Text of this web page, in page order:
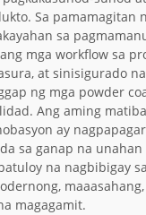
Sa pamamagitan
sa
mga workflow sa
at sinisigurado
ng mga powder
Ang aming
ay
sa ganap na
na nagbibigay
magagamit.